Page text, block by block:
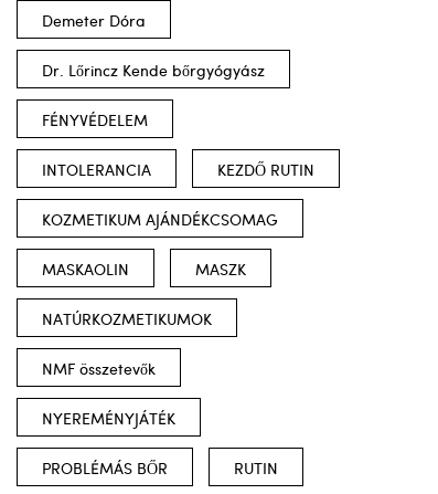
Demeter Dóra
Dr. Lőrincz Kende bőrgyógyász
FÉNYVÉDELEM
INTOLERANCIA KEZDŐ RUTIN
KOZMETIKUM AJÁNDÉKCSOMAG
MASKAOLIN MASZK
NATÚRKOZMETIKUMOK
NMF összetevők
NYEREMÉNYJÁTÉK
PROBLÉMÁS BŐR RUTIN